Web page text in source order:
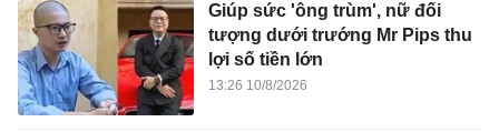
Giúp sức 'ông trùm', nữ đối
tượng dưới trướng Mr Pips thu
lợi số tiền lớn
13:26 10/8/2026